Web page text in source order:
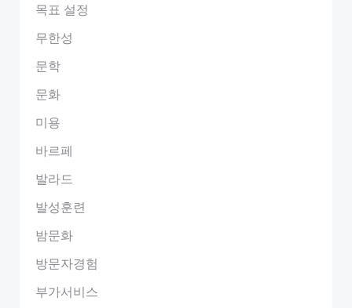
목표 설정
무한성
문학
문화
미용
바르페
발라드
발성훈련
밤문화
방문자경험
부가서비스